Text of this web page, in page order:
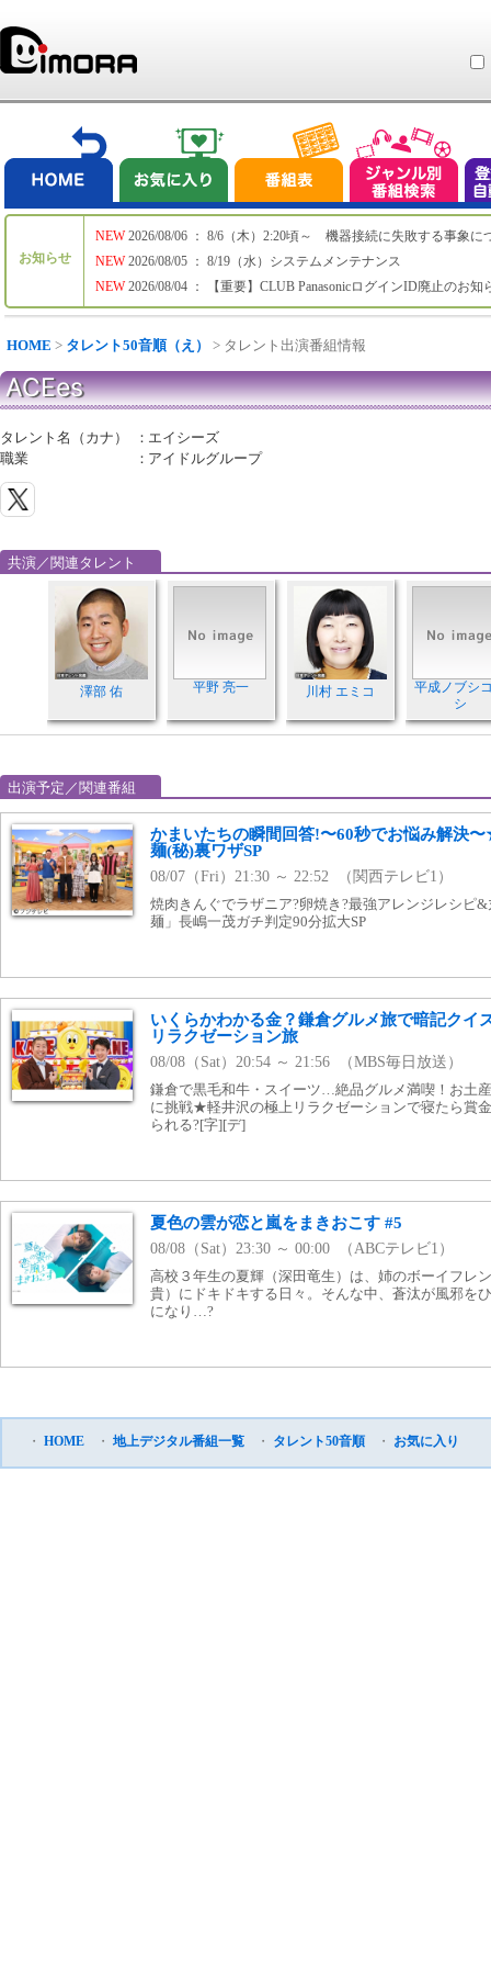
お知らせ
NEW
NEW
NEW
2026/08/06 ： 8/6（木）2:20頃～ 機器接続に失敗する事象に
2026/08/05 ： 8/19（水）システムメンテナンス
2026/08/04 ： 【重要】CLUB PanasonicログインID廃止のお知
HOME > タレント50音順（え） > タレント出演番組情報
ACEes
タレント名（カナ） ： エイシーズ
職業
： アイドルグループ
共演／関連タレント
澤部 佑 平野 亮一 川村 エミコ
平成ノブシ
シ
出演予定／関連番組
かまいたちの瞬間回答!〜60秒でお悩み解決
麺(秘)裏ワザSP
08/07（Fri）21:30 ～ 22:52 （関西テレビ1）
焼肉きんぐでラザニア?卵焼き?最強アレンジレシピ
麺」長嶋一茂ガチ判定90分拡大SP
いくらかわかる金？鎌倉グルメ旅で暗記クイ
リラクゼーション旅
08/08（Sat）20:54 ～ 21:56 （MBS毎日放送）
鎌倉で黒毛和牛・スイーツ…絶品グルメ満喫！お土
に挑戦★軽井沢の極上リラクゼーションで寝たら賞
られる?[字][デ]
夏色の雲が恋と嵐をまきおこす #5
08/08（Sat）23:30 ～ 00:00 （ABCテレビ1）
高校３年生の夏輝（深田竜生）は、姉のボーイフレ
貴）にドキドキする日々。そんな中、蒼汰が風邪を
になり…?
・ HOME ・ 地上デジタル番組一覧 ・ タレント50音順 ・ お気に入り